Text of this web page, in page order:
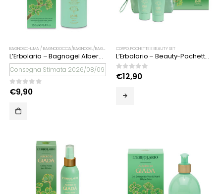
BAGNOSCHIUMA / BAGNODOCCIA/BAGNOGEL/BAGNOCREMA ,CORPO
L’Erbolario – Bagnogel Albero di Giada
Consegna Stimata 2026/08/09
0Su 5
€9,90
CORPO,POCHETTE E BEAUTY SET
L’Erbolario – Beauty-Pochette Albero di Giada
0Su 5
€12,90